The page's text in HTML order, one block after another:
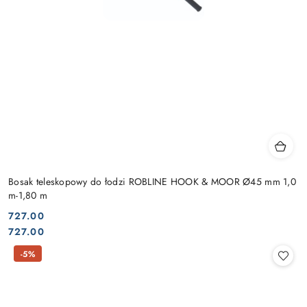
Bosak teleskopowy do łodzi ROBLINE HOOK & MOOR Ø45 mm 1,0
m-1,80 m
Cena:
727.00
Cena:
727.00
-5%